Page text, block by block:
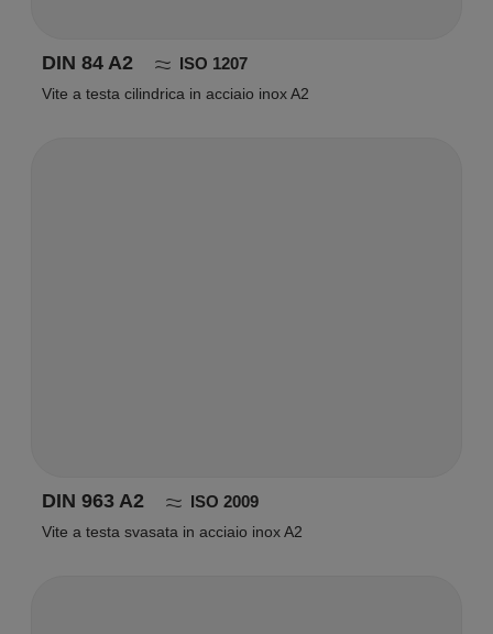
DIN 84 A2 ISO 1207
Vite a testa cilindrica in acciaio inox A2
DIN 963 A2 ISO 2009
Vite a testa svasata in acciaio inox A2